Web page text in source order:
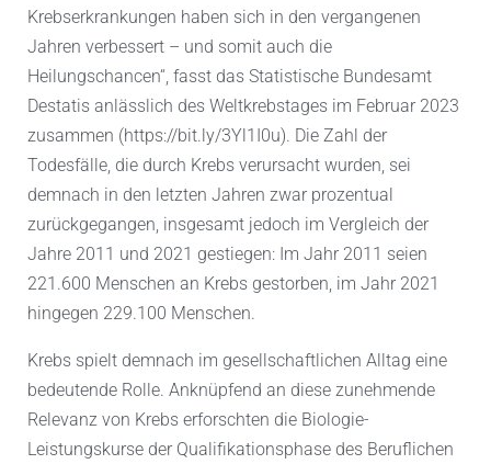
Krebserkrankungen haben sich in den vergangenen
Jahren verbessert – und somit auch die
Heilungschancen“, fasst das Statistische Bundesamt
Destatis anlässlich des Weltkrebstages im Februar 2023
zusammen (https://bit.ly/3Yl1I0u). Die Zahl der
Todesfälle, die durch Krebs verursacht wurden, sei
demnach in den letzten Jahren zwar prozentual
zurückgegangen, insgesamt jedoch im Vergleich der
Jahre 2011 und 2021 gestiegen: Im Jahr 2011 seien
221.600 Menschen an Krebs gestorben, im Jahr 2021
hingegen 229.100 Menschen.
Krebs spielt demnach im gesellschaftlichen Alltag eine
bedeutende Rolle. Anknüpfend an diese zunehmende
Relevanz von Krebs erforschten die Biologie-
Leistungskurse der Qualifikationsphase des Beruflichen